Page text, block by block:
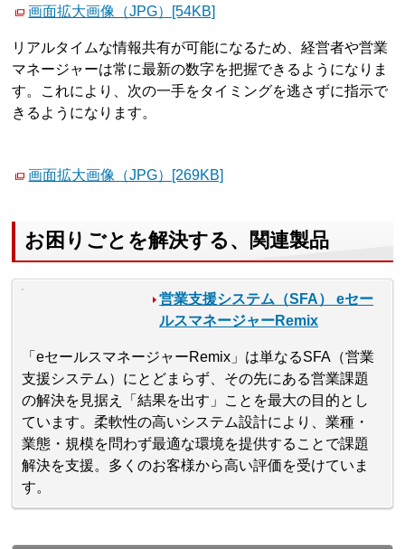
画面拡大画像（JPG）[54KB]
リアルタイムな情報共有が可能になるため、経営者や営業
マネージャーは常に最新の数字を把握できるようになりま
す。これにより、次の一手をタイミングを逃さずに指示で
きるようになります。
画面拡大画像（JPG）[269KB]
お困りごとを解決する、関連製品
営業支援システム（SFA） eセー
ルスマネージャーRemix
「eセールスマネージャーRemix」は単なるSFA（営業
支援システム）にとどまらず、その先にある営業課題
の解決を見据え「結果を出す」ことを最大の目的とし
ています。柔軟性の高いシステム設計により、業種・
業態・規模を問わず最適な環境を提供することで課題
解決を支援。多くのお客様から高い評価を受けていま
す。